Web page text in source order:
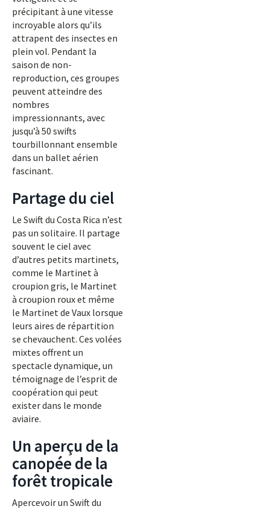
précipitant à une vitesse
incroyable alors qu’ils
attrapent des insectes en
plein vol. Pendant la
saison de non-
reproduction, ces groupes
peuvent atteindre des
nombres
impressionnants, avec
jusqu’à 50 swifts
tourbillonnant ensemble
dans un ballet aérien
fascinant.
Partage du ciel
Le Swift du Costa Rica n’est
pas un solitaire. Il partage
souvent le ciel avec
d’autres petits martinets,
comme le Martinet à
croupion gris, le Martinet
à croupion roux et même
le Martinet de Vaux lorsque
leurs aires de répartition
se chevauchent. Ces volées
mixtes offrent un
spectacle dynamique, un
témoignage de l’esprit de
coopération qui peut
exister dans le monde
aviaire.
Un aperçu de la
canopée de la
forêt tropicale
Apercevoir un Swift du